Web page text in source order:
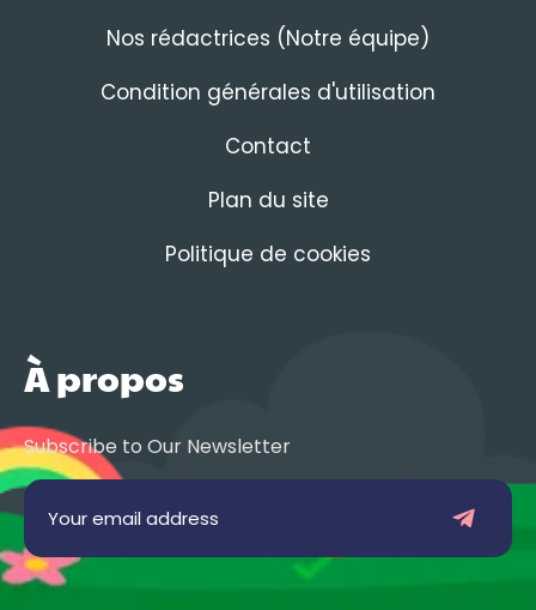
Nos rédactrices (Notre équipe)
Condition générales d'utilisation
Contact
Plan du site
Politique de cookies
À propos
Subscribe to Our Newsletter